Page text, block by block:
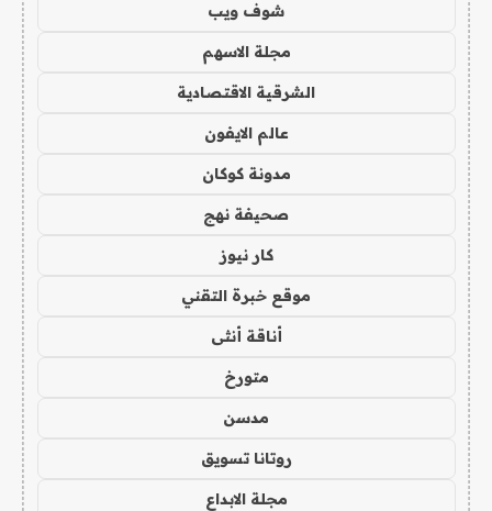
شوف ويب
مجلة الاسهم
الشرقية الاقتصادية
عالم الايفون
مدونة كوكان
صحيفة نهج
كار نيوز
موقع خبرة التقني
أناقة أنثى
متورخ
مدسن
روتانا تسويق
مجلة الابداع